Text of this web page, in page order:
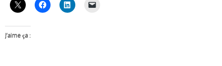
J’aime ça :